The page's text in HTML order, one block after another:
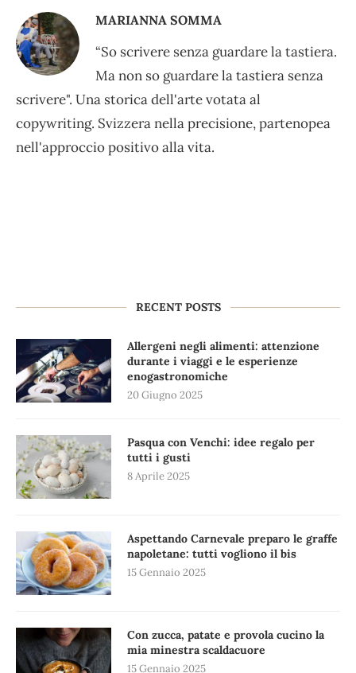
MARIANNA SOMMA
“So scrivere senza guardare la tastiera.
Ma non so guardare la tastiera senza
scrivere". Una storica dell'arte votata al
copywriting. Svizzera nella precisione, partenopea
nell'approccio positivo alla vita.
RECENT POSTS
Allergeni negli alimenti: attenzione
durante i viaggi e le esperienze
enogastronomiche
20 Giugno 2025
Pasqua con Venchi: idee regalo per
tutti i gusti
8 Aprile 2025
Aspettando Carnevale preparo le graffe
napoletane: tutti vogliono il bis
15 Gennaio 2025
Con zucca, patate e provola cucino la
mia minestra scaldacuore
15 Gennaio 2025